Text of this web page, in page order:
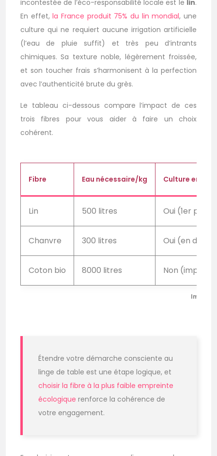
incontestée de l’éco-responsabilité locale est le lin.
En effet,la France produit 75% du lin mondial, une
culture qui ne requiert aucune irrigation artificielle
(l’eau de pluie suffit) et très peu d’intrants
chimiques. Sa texture noble, légèrement froissée,
et son toucher frais s’harmonisent à la perfection
avec l’authenticité brute du grès.
Le tableau ci-dessous compare l’impact de ces
trois fibres pour vous aider à faire un choix
cohérent.
Impact
Fibre Eau nécessaire/kg Culture en
Lin 500 litres Oui (1er
Chanvre 300 litres Oui (en
Coton bio 8000 litres Non
Étendre votre démarche consciente au
linge de table est une étape logique, et
choisir la fibre à la plus faible empreinte
écologique renforce la cohérence de
votre engagement.